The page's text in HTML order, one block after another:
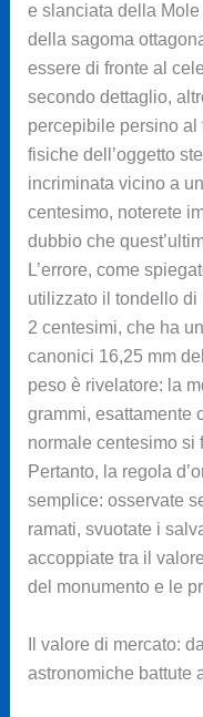
e slanciata della
della sagoma
essere di fronte al
secondo dettaglio,
percepibile persino al
fisiche dell’oggetto
incriminata vicino a
centesimo, noterete
dubbio che
L’errore, come
utilizzato il tondello di
2 centesimi, che ha
canonici 16,25 mm
peso è rivelatore: la
grammi, esattamente
normale centesimo si
Pertanto, la regola
semplice: osservate
ramati, svuotate i
accoppiate tra il
del monumento e le
Il valore di mercato:
astronomiche battute